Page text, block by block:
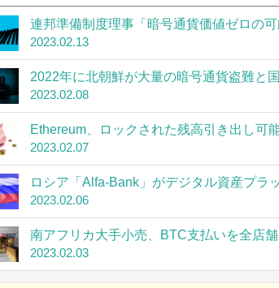
連邦準備制度理事「暗号通貨価値ゼロの
2023.02.13
2022年に北朝鮮が大量の暗号通貨盗難と
2023.02.08
Ethereum、ロックされた残高引き出し可
2023.02.07
ロシア「Alfa-Bank」がデジタル資産プラ
2023.02.06
南アフリカ大手小売、BTC支払いを全店
2023.02.03